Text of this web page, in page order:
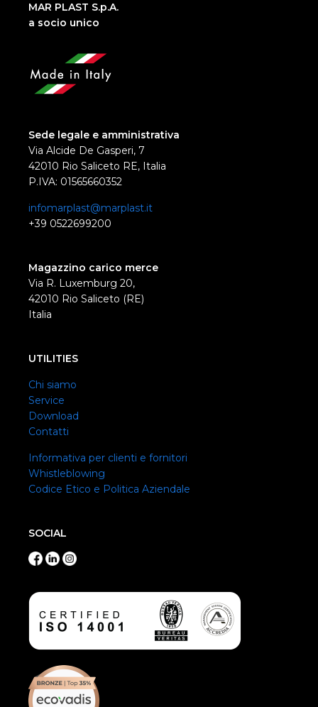
MAR PLAST S.p.A.
a socio unico
Sede legale e amministrativa
Via Alcide De Gasperi, 7
42010 Rio Saliceto RE, Italia
P.IVA: 01565660352
infomarplast@marplast.it
+39 0522699200
Magazzino carico merce
Via R. Luxemburg 20,
42010 Rio Saliceto (RE)
Italia
UTILITIES
Chi siamo
Service
Download
Contatti
Informativa per clienti e fornitori
Whistleblowing
Codice Etico e Politica Aziendale
SOCIAL